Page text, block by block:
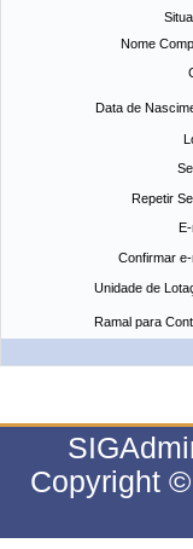
Nome
Data de
Repetir
E-
Confirmar e-
Unidade de
Ramal para
Copyright